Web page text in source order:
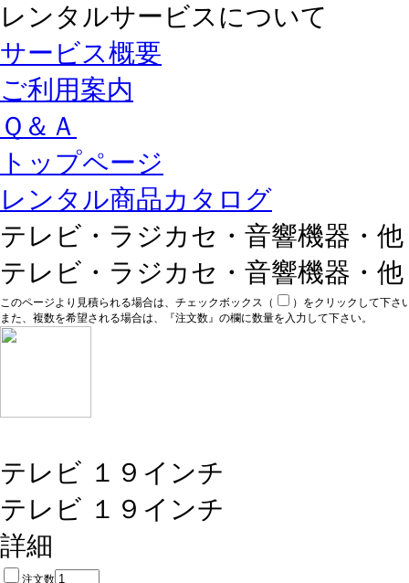
レンタルサービスについて
サービス概要
ご利用案内
Ｑ＆Ａ
トップページ
レンタル商品カタログ
テレビ・ラジカセ・音響機器・他
テレビ・ラジカセ・音響機器・他
このページより見積られる場合は、チェックボックス（
）をクリックして下さ
また、複数を希望される場合は、『注文数』の欄に数量を入力して下さい。
テレビ １９インチ
テレビ １９インチ
詳細
注文数